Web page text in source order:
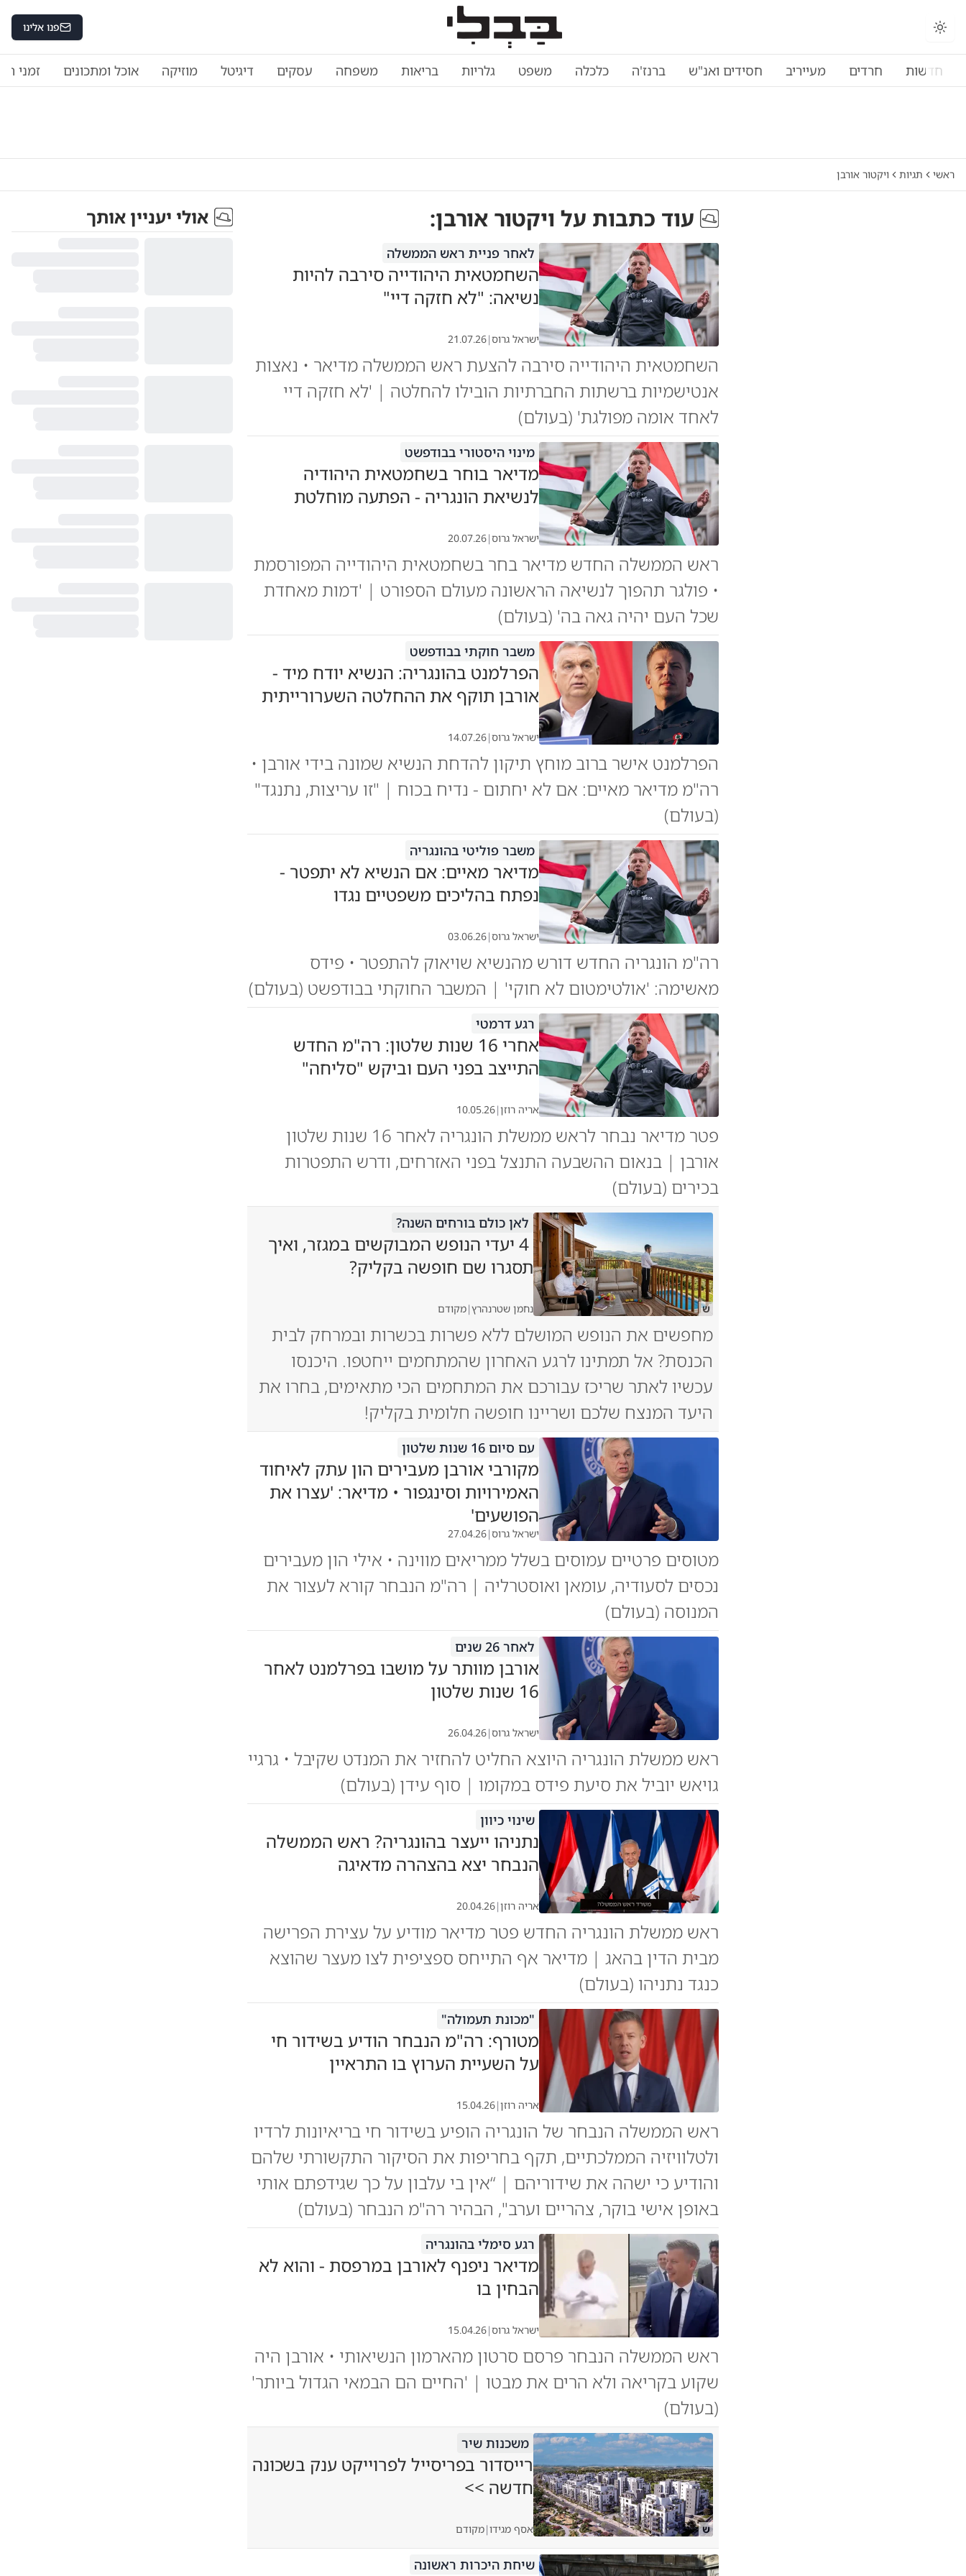
פנו אלינו
חדשות חרדים מעייריב חסידים ואנ"ש ברנז'ה כלכלה משפט גלריות בריאות משפחה עסקים דיגיטל מוזיקה אוכל ומתכונים זמני
ראשי תגיות ויקטור אורבן
עוד כתבות על ויקטור אורבן:
לאחר פניית ראש הממשלה
השחמטאית היהודייה סירבה להיות
נשיאה: "לא חזקה דיי"
ישראל גרוס|
21.07.26
השחמטאית היהודייה סירבה להצעת ראש הממשלה מדיאר • נאצות
אנטישמיות ברשתות החברתיות הובילו להחלטה | 'לא חזקה דיי
לאחד אומה מפולגת' (בעולם)
מינוי היסטורי בבודפשט
מדיאר בוחר בשחמטאית היהודיה
לנשיאת הונגריה - הפתעה מוחלטת
ישראל גרוס|
20.07.26
ראש הממשלה החדש מדיאר בחר בשחמטאית היהודייה המפורסמת
• פולגר תהפוך לנשיאה הראשונה מעולם הספורט | 'דמות מאחדת
שכל העם יהיה גאה בה' (בעולם)
משבר חוקתי בבודפשט
הפרלמנט בהונגריה: הנשיא יודח מיד -
אורבן תוקף את ההחלטה השערורייתית
ישראל גרוס|
14.07.26
הפרלמנט אישר ברוב מוחץ תיקון להדחת הנשיא שמונה בידי אורבן •
רה"מ מדיאר מאיים: אם לא יחתום - נדיח בכוח | "זו עריצות, נתנגד"
(בעולם)
משבר פוליטי בהונגריה
מדיאר מאיים: אם הנשיא לא יתפטר -
נפתח בהליכים משפטיים נגדו
ישראל גרוס|
03.06.26
רה"מ הונגריה החדש דורש מהנשיא שויאוק להתפטר • פידס
מאשימה: 'אולטימטום לא חוקי' | המשבר החוקתי בבודפשט (בעולם)
רגע דרמטי
אחרי 16 שנות שלטון: רה"מ החדש
התייצב בפני העם וביקש "סליחה"
אריה רוזן|
10.05.26
פטר מדיאר נבחר לראש ממשלת הונגריה לאחר 16 שנות שלטון
אורבן | בנאום ההשבעה התנצל בפני האזרחים, ודרש התפטרות
בכירים (בעולם)
ש
לאן כולם בורחים השנה?
4 יעדי הנופש המבוקשים במגזר, ואיך
תסגרו שם חופשה בקליק?
נחמן שטרנהרץ|מקודם
מחפשים את הנופש המושלם ללא פשרות בכשרות ובמרחק לבית
הכנסת? אל תמתינו לרגע האחרון שהמתחמים ייחטפו. היכנסו
עכשיו לאתר שריכז עבורכם את המתחמים הכי מתאימים, בחרו את
היעד המנצח שלכם ושריינו חופשה חלומית בקליק!
עם סיום 16 שנות שלטון
מקורבי אורבן מעבירים הון עתק לאיחוד
האמירויות וסינגפור • מדיאר: 'עצרו את
הפושעים'
ישראל גרוס|
27.04.26
מטוסים פרטיים עמוסים בשלל ממריאים מווינה • אילי הון מעבירים
נכסים לסעודיה, עומאן ואוסטרליה | רה"מ הנבחר קורא לעצור את
המנוסה (בעולם)
לאחר 26 שנים
אורבן מוותר על מושבו בפרלמנט לאחר
16 שנות שלטון
ישראל גרוס|
26.04.26
ראש ממשלת הונגריה היוצא החליט להחזיר את המנדט שקיבל • גרגיי
גויאש יוביל את סיעת פידס במקומו | סוף עידן (בעולם)
שינוי כיוון
נתניהו ייעצר בהונגריה? ראש הממשלה
הנבחר יצא בהצהרה מדאיגה
אריה רוזן|
20.04.26
ראש ממשלת הונגריה החדש פטר מדיאר מודיע על עצירת הפרישה
מבית הדין בהאג | מדיאר אף התייחס ספציפית לצו מעצר שהוצא
כנגד נתניהו (בעולם)
"מכונת תעמולה"
מטורף: רה"מ הנבחר הודיע בשידור חי
על השעיית הערוץ בו התראיין
אריה רוזן|
15.04.26
ראש הממשלה הנבחר של הונגריה הופיע בשידור חי בריאיונות לרדיו
ולטלוויזיה הממלכתיים, תקף בחריפות את הסיקור התקשורתי שלהם
והודיע כי ישהה את שידוריהם | “אין בי עלבון על כך שגידפתם אותי
באופן אישי בוקר, צהריים וערב", הבהיר רה"מ הנבחר (בעולם)
רגע סימלי בהונגריה
מדיאר ניפנף לאורבן במרפסת - והוא לא
הבחין בו
ישראל גרוס|
15.04.26
ראש הממשלה הנבחר פרסם סרטון מהארמון הנשיאותי • אורבן היה
שקוע בקריאה ולא הרים את מבטו | 'החיים הם הבמאי הגדול ביותר'
(בעולם)
ש
משכנות שיר
רייסדור בפריסייל לפרוייקט ענק בשכונה
חדשה >>
אסף מגידו|מקודם
שיחת היכרות ראשונה
אולי יעניין אותך